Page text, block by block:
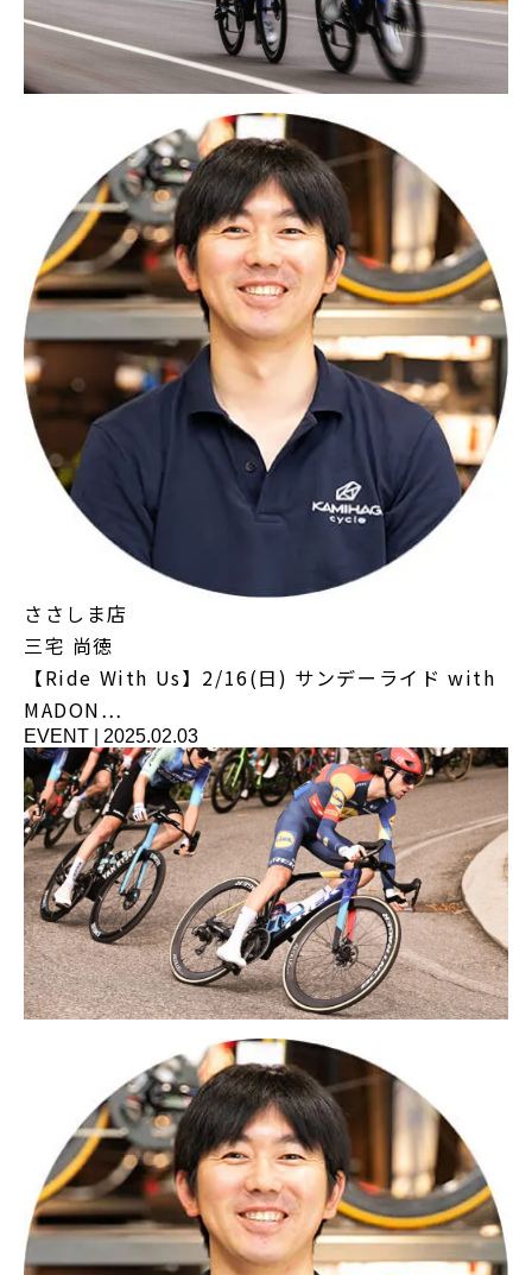
ささしま店
三宅 尚徳
【Ride With Us】2/16(日) サンデーライド with
MADON…
EVENT 2025.02.03